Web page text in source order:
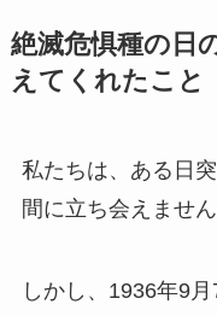
絶滅危惧種の日
えてくれたこと
私たちは、ある日
間に立ち会えません
しかし、1936年9月